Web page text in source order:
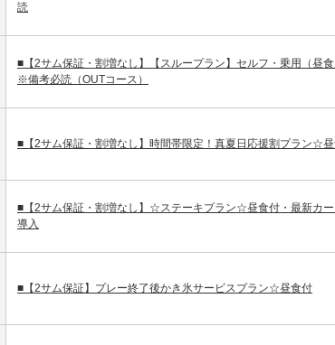
読
■【2サム保証・割増なし】【スループラン】セルフ・乗用（昼
※備考必読（OUTコース）
■【2サム保証・割増なし】時間帯限定！真夏日応援割プラン☆
■【2サム保証・割増なし】☆ステーキプラン☆昼食付・最新カ
導入
■【2サム保証】プレー終了後かき氷サービスプラン☆昼食付